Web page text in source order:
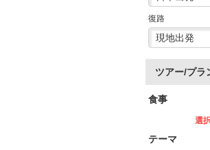
復路
ツアー/プラ
食事
選
テーマ